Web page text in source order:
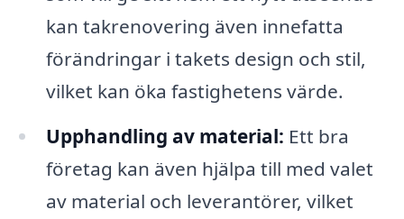
kan takrenovering även innefatta
förändringar i takets design och stil,
vilket kan öka fastighetens värde.
Upphandling av material: Ett bra
företag kan även hjälpa till med valet
av material och leverantörer, vilket